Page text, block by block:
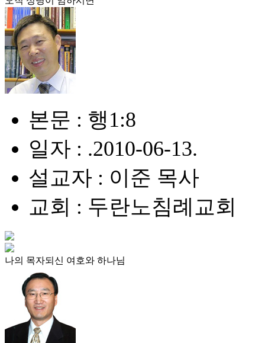
본문 : 행1:8
일자 : .2010-06-13.
설교자 : 이준 목사
교회 : 두란노침례교회
나의 목자되신 여호와 하나님